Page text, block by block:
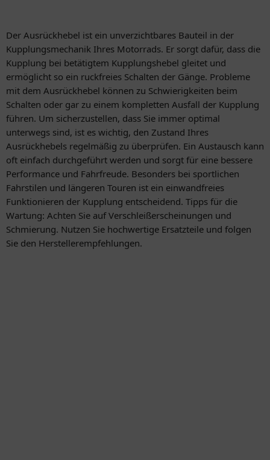
Der Ausrückhebel ist ein unverzichtbares Bauteil in der
Kupplungsmechanik Ihres Motorrads. Er sorgt dafür, dass die
Kupplung bei betätigtem Kupplungshebel gleitet und
ermöglicht so ein ruckfreies Schalten der Gänge. Probleme
mit dem Ausrückhebel können zu Schwierigkeiten beim
Schalten oder gar zu einem kompletten Ausfall der Kupplung
führen. Um sicherzustellen, dass Sie immer optimal
unterwegs sind, ist es wichtig, den Zustand Ihres
Ausrückhebels regelmäßig zu überprüfen. Ein Austausch kann
oft einfach durchgeführt werden und sorgt für eine bessere
Performance und Fahrfreude. Besonders bei sportlichen
Fahrstilen und längeren Touren ist ein einwandfreies
Funktionieren der Kupplung entscheidend. Tipps für die
Wartung: Achten Sie auf Verschleißerscheinungen und
Schmierung. Nutzen Sie hochwertige Ersatzteile und folgen
Sie den Herstellerempfehlungen.